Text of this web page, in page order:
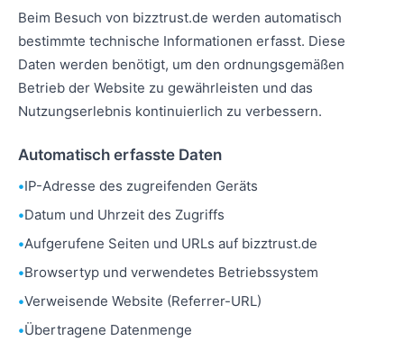
Beim Besuch von bizztrust.de werden automatisch
bestimmte technische Informationen erfasst. Diese
Daten werden benötigt, um den ordnungsgemäßen
Betrieb der Website zu gewährleisten und das
Nutzungserlebnis kontinuierlich zu verbessern.
Automatisch erfasste Daten
IP-Adresse des zugreifenden Geräts
Datum und Uhrzeit des Zugriffs
Aufgerufene Seiten und URLs auf bizztrust.de
Browsertyp und verwendetes Betriebssystem
Verweisende Website (Referrer-URL)
Übertragene Datenmenge